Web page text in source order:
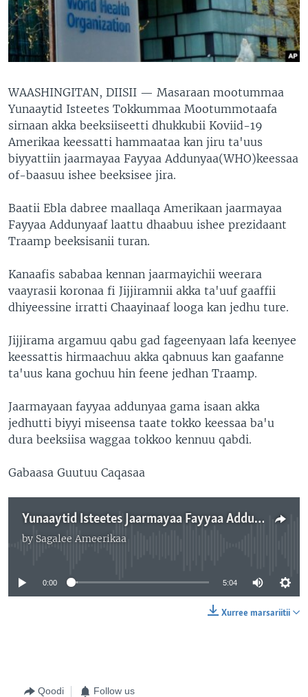
WAASHINGITAN, DIISII — Masaraan mootummaa
Yunaaytid Isteetes Tokkummaa Mootummotaafa
sirnaan akka beeksiiseetti dhukkubii Koviid-19
Amerikaa keessatti hammaataa kan jiru ta'uus
biyyattiin jaarmayaa Fayyaa Addunyaa(WHO)keessaa
of-baasuu ishee beeksisee jira.
Baatii Ebla dabree maallaqa Amerikaan jaarmayaa
Fayyaa Addunyaaf laattu dhaabuu ishee prezidaant
Traamp beeksisanii turan.
Kanaafis sababaa kennan jaarmayichii weerara
vaayrasii koronaa fi Jijjiramnii akka ta'uuf gaaffii
dhiyeessine irratti Chaayinaaf looga kan jedhu ture.
Jijjirama argamuu qabu gad fageenyaan lafa keenyee
keessattis hirmaachuu akka qabnuus kan gaafanne
ta'uus kana gochuu hin feene jedhan Traamp.
Jaarmayaan fayyaa addunyaa gama isaan akka
jedhutti biyyi miseensa taate tokko keessaa ba'u
dura beeksiisa waggaa tokkoo kennuu qabdi.
Gabaasa Guutuu Caqasaa
Yunaaytid Isteetes Jaarmayaa Fayyaa Addunyaa Keessaa Baate
by Sagalee Ameerikaa
No media source currently available
0:00 5:04
Xurree marsariitii
Qoodi Follow us